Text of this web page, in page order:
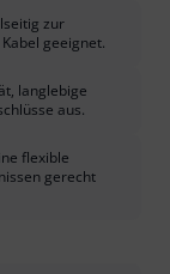
zur
geeignet.
langlebige
aus.
flexible
gerecht